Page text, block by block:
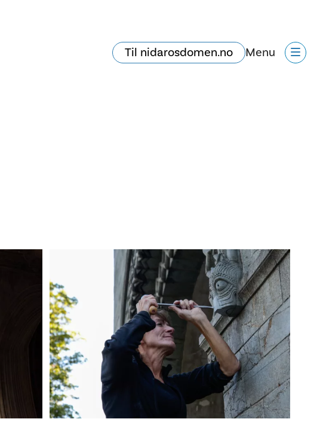
Til nidarosdomen.no Menu